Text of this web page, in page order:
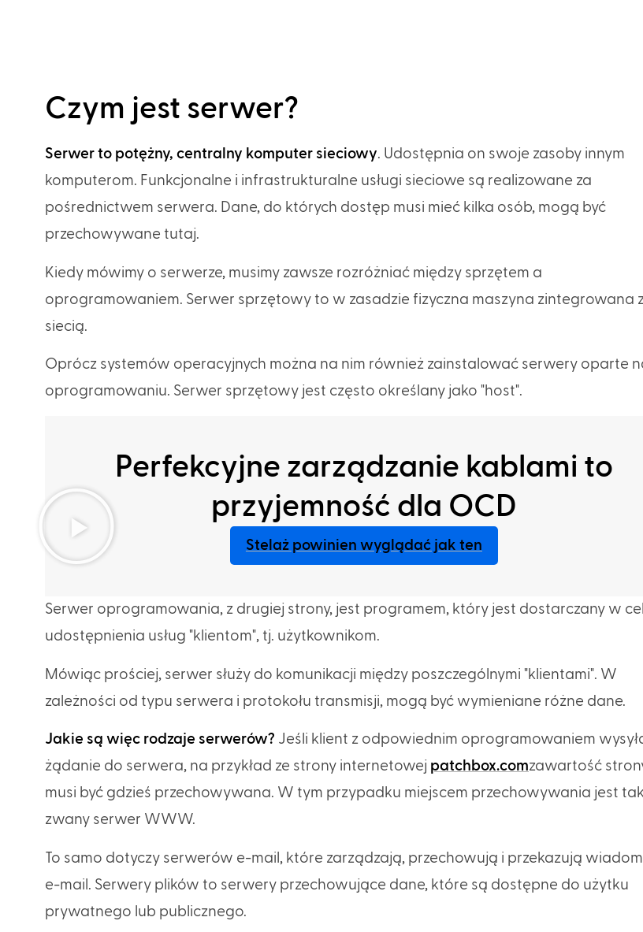
Czym jest serwer?
Serwer to potężny, centralny komputer sieciowy. Udostępnia on swoje zasoby innym
komputerom. Funkcjonalne i infrastrukturalne usługi sieciowe są realizowane za
pośrednictwem serwera. Dane, do których dostęp musi mieć kilka osób, mogą być
przechowywane tutaj.
Kiedy mówimy o serwerze, musimy zawsze rozróżniać między sprzętem a
oprogramowaniem. Serwer sprzętowy to w zasadzie fizyczna maszyna zintegrowana z
siecią.
Oprócz systemów operacyjnych można na nim również zainstalować serwery oparte
oprogramowaniu. Serwer sprzętowy jest często określany jako "host".
Perfekcyjne zarządzanie kablami to
przyjemność dla OCD
Stelaż powinien wyglądać jak ten
Serwer oprogramowania, z drugiej strony, jest programem, który jest dostarczany w
udostępnienia usług "klientom", tj. użytkownikom.
Mówiąc prościej, serwer służy do komunikacji między poszczególnymi "klientami". W
zależności od typu serwera i protokołu transmisji, mogą być wymieniane różne dane.
Jakie są więc rodzaje serwerów? Jeśli klient z odpowiednim oprogramowaniem
żądanie do serwera, na przykład ze strony internetowej patchbox.comzawartość
musi być gdzieś przechowywana. W tym przypadku miejscem przechowywania jest
zwany serwer WWW.
To samo dotyczy serwerów e-mail, które zarządzają, przechowują i przekazują
e-mail. Serwery plików to serwery przechowujące dane, które są dostępne do użytku
prywatnego lub publicznego.